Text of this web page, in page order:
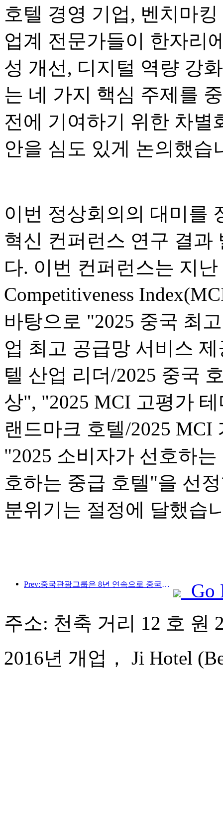
호텔 경영 기업, 벤치마
업계 전문가들이 한자리
성 개선, 디지털 역량 강
는 네 가지 핵심 주제를
전에 기여하기 위한 차별
안을 심도 있게 논의했습
이번 정상회의의 대미를
혁신 컨퍼런스 연구 결과
다. 이번 컨퍼런스는 지
Competitiveness
바탕으로 "2025 중국 최
업 최고 공급망 서비스
텔 산업 리더/2025 중국
상", "2025 MCI 고평가
랜드마크 호텔/2025
"2025 소비자가 선호하
호하는 중급 호텔"을 선
분위기는 절정에 달했습
Prev:중국관광그룹은 8년 연속으로 중국국제수입박람회에 참가하여 10억 달러 이상의 계약을 체결했습니다.
Go
주소: 천축 거리 12 호 원
2016년 개업， Ji Hotel